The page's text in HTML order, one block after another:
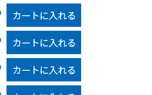
カートに入れる
カートに入れる
カートに入れる